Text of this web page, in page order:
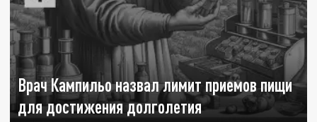
Врач Кампильо назвал лимит приемов пищи
для достижения долголетия